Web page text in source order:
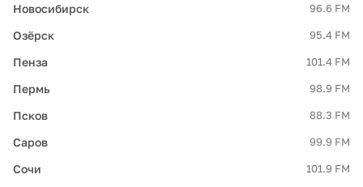
Новосибирск 96.6 FM
Озёрск 95.4 FM
Пенза 101.4 FM
Пермь 98.9 FM
Псков 88.3 FM
Саров 99.9 FM
Сочи 101.9 FM